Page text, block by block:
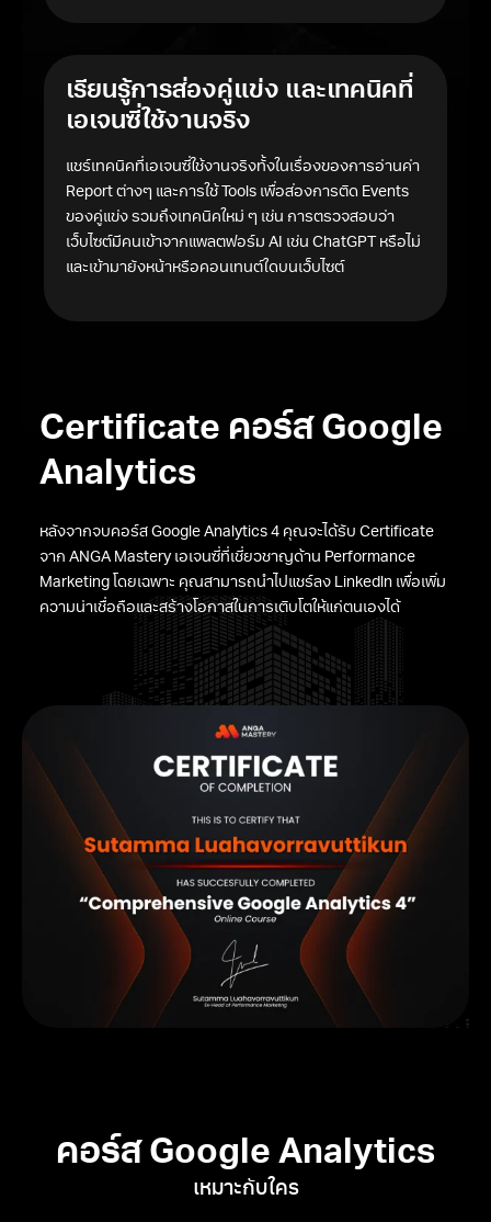
เรียนรู้การส่องคู่แข่ง และเทคนิคที่
เอเจนซี่ใช้งานจริง
แชร์เทคนิคที่เอเจนซี่ใช้งานจริงทั้งในเรื่องของการอ่านค่า
Report ต่างๆ และการใช้ Tools เพื่อส่องการติด Events
ของคู่แข่ง รวมถึงเทคนิคใหม่ ๆ เช่น การตรวจสอบว่า
เว็บไซต์มีคนเข้าจากแพลตฟอร์ม AI เช่น ChatGPT หรือไม่
และเข้ามายังหน้าหรือคอนเทนต์ใดบนเว็บไซต์
Certificate คอร์ส Google
Analytics
หลังจากจบคอร์ส Google Analytics 4 คุณจะได้รับ Certificate
จาก ANGA Mastery เอเจนซี่ที่เชี่ยวชาญด้าน Performance
Marketing โดยเฉพาะ คุณสามารถนำไปแชร์ลง Linkedln เพื่อเพิ่ม
ความน่าเชื่อถือและสร้างโอกาสในการเติบโตให้แก่ตนเองได้
คอร์ส Google Analytics
เหมาะกับใคร